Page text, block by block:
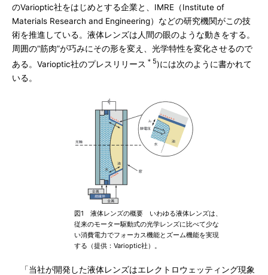
のVarioptic社をはじめとする企業と、IMRE（Institute of
Materials Research and Engineering）などの研究機関がこの技
術を推進している。液体レンズは人間の眼のような動きをする。
周囲の“筋肉”が巧みにその形を変え、光学特性を変化させるので
ある。Varioptic社のプレスリリース ＊5)には次のように書かれて
いる。
図1 液体レンズの概要 いわゆる液体レンズは、
従来のモーター駆動式の光学レンズに比べて少な
い消費電力でフォーカス機能とズーム機能を実現
する（提供：Varioptic社）。
「当社が開発した液体レンズはエレクトロウェッティング現象